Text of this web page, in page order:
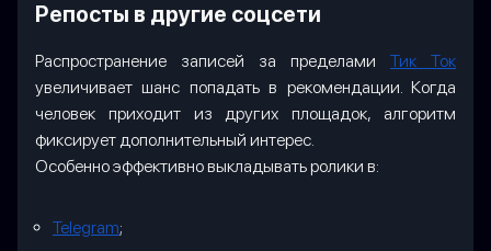
Репосты в другие соцсети
Распространение записей за пределами
Тик Ток
увеличивает шанс попадать в рекомендации. Когда
человек приходит из других площадок, алгоритм
фиксирует дополнительный интерес.
Особенно эффективно выкладывать ролики в:
Telegram;